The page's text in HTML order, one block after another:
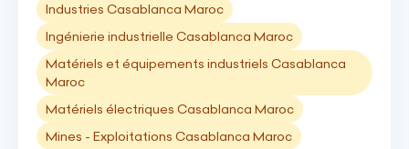
Industries Casablanca Maroc
Ingénierie industrielle Casablanca Maroc
Matériels et équipements industriels Casablanca
Maroc
Matériels électriques Casablanca Maroc
Mines - Exploitations Casablanca Maroc